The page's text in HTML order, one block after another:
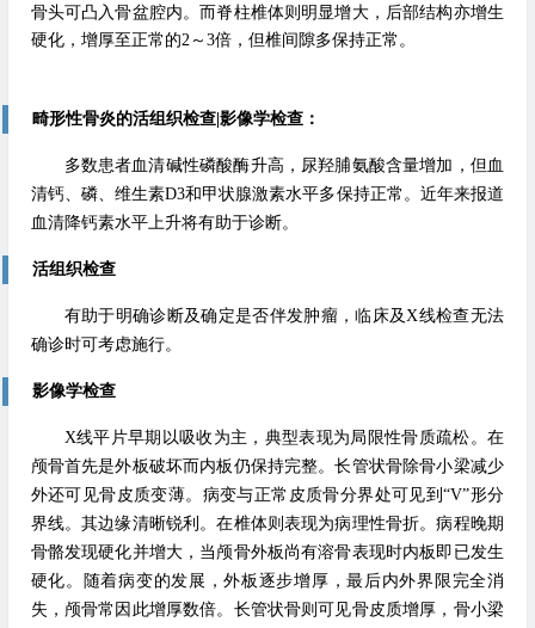
骨头可凸入骨盆腔内。而脊柱椎体则明显增大，后部结构亦增生
硬化，增厚至正常的2～3倍，但椎间隙多保持正常。
畸形性骨炎的活组织检查|影像学检查：
多数患者血清碱性磷酸酶升高，尿羟脯氨酸含量增加，但血
清钙、磷、维生素D3和甲状腺激素水平多保持正常。近年来报道
血清降钙素水平上升将有助于诊断。
活组织检查
有助于明确诊断及确定是否伴发肿瘤，临床及X线检查无法
确诊时可考虑施行。
影像学检查
X线平片早期以吸收为主，典型表现为局限性骨质疏松。在
颅骨首先是外板破坏而内板仍保持完整。长管状骨除骨小梁减少
外还可见骨皮质变薄。病变与正常皮质骨分界处可见到“V”形分
界线。其边缘清晰锐利。在椎体则表现为病理性骨折。病程晚期
骨骼发现硬化并增大，当颅骨外板尚有溶骨表现时内板即已发生
硬化。随着病变的发展，外板逐步增厚，最后内外界限完全消
失，颅骨常因此增厚数倍。长管状骨则可见骨皮质增厚，骨小梁